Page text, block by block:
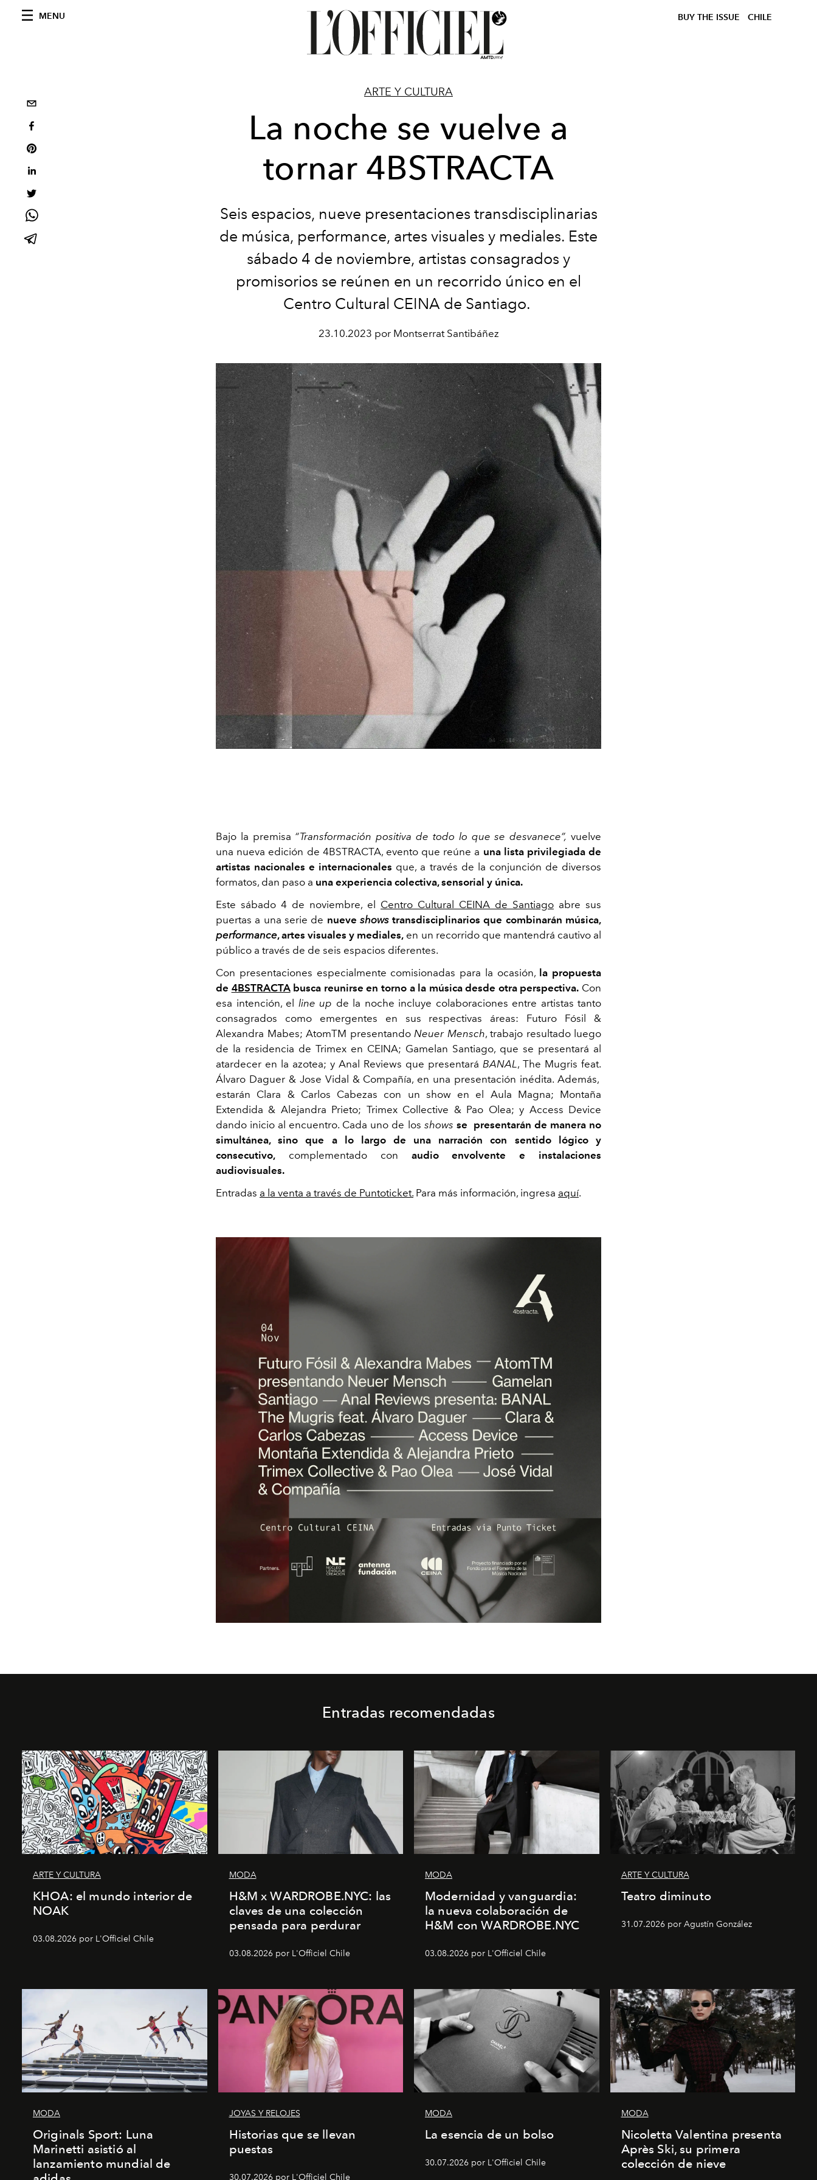
MENU BUY THE ISSUE CHILE
ARTE Y CULTURA
La noche se vuelve a
tornar 4BSTRACTA
Seis espacios, nueve presentaciones transdisciplinarias
de música, performance, artes visuales y mediales. Este
sábado 4 de noviembre, artistas consagrados y
promisorios se reúnen en un recorrido único en el
Centro Cultural CEINA de Santiago.
23.10.2023 por Montserrat Santibáñez
Bajo la premisa “Transformación positiva de todo lo que se desvanece”, vuelve
una nueva edición de 4BSTRACTA, evento que reúne a una lista privilegiada de
artistas nacionales e internacionales que, a través de la conjunción de diversos
formatos, dan paso a una experiencia colectiva, sensorial y única.
Este sábado 4 de noviembre, el Centro Cultural CEINA de Santiago abre sus
puertas a una serie de nueve showstransdisciplinarios que combinarán música,
performance, artes visuales y mediales, en un recorrido que mantendrá cautivo al
público a través de de seis espacios diferentes.
Con presentaciones especialmente comisionadas para la ocasión, la propuesta
de 4BSTRACTAbusca reunirse en torno a la música desde otra perspectiva. Con
esa intención, el line up de la noche incluye colaboraciones entre artistas tanto
consagrados como emergentes en sus respectivas áreas: Futuro Fósil &
Alexandra Mabes; AtomTM presentando Neuer Mensch, trabajo resultado luego
de la residencia de Trimex en CEINA; Gamelan Santiago, que se presentará al
atardecer en la azotea; y Anal Reviews que presentará BANAL, The Mugris feat.
Álvaro Daguer & Jose Vidal & Compañía, en una presentación inédita. Además,
estarán Clara & Carlos Cabezas con un show en el Aula Magna; Montaña
Extendida & Alejandra Prieto; Trimex Collective & Pao Olea; y Access Device
dando inicio al encuentro. Cada uno de los shows se presentarán de manera no
simultánea, sino que a lo largo de una narración con sentido lógico y
consecutivo, complementado con audio envolvente e instalaciones
audiovisuales.
Entradas a la venta a través de Puntoticket. Para más información, ingresa aquí.
Entradas recomendadas
ARTE Y CULTURA
KHOA: el mundo interior de
NOAK
03.08.2026 por L'Officiel Chile
MODA
H&M x WARDROBE.NYC: las
claves de una colección
pensada para perdurar
03.08.2026 por L'Officiel Chile
MODA
Modernidad y vanguardia:
la nueva colaboración de
H&M con WARDROBE.NYC
03.08.2026 por L'Officiel Chile
ARTE Y CULTURA
Teatro diminuto
31.07.2026 por Agustín González
MODA
Originals Sport: Luna
Marinetti asistió al
lanzamiento mundial de
JOYAS Y RELOJES
Historias que se llevan
puestas
30.07.2026 por L'Officiel Chile
MODA
La esencia de un bolso
30.07.2026 por L'Officiel Chile
MODA
Nicoletta Valentina presenta
Après Ski, su primera
colección de nieve